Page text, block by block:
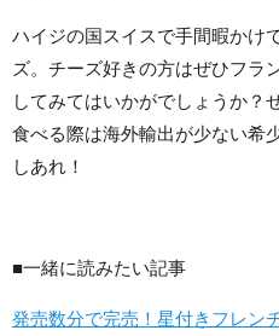
ハイジの国スイスで手間暇かけ
ズ。チーズ好きの方はぜひフラ
してみてはいかがでしょうか？
食べる際は海外輸出が少ない希
しあれ！
■一緒に読みたい記事
発売数分で完売！星付きフレン